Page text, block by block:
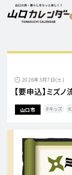
2026年3月7日(土)
【要申込】ミズ
山口市 キッズ